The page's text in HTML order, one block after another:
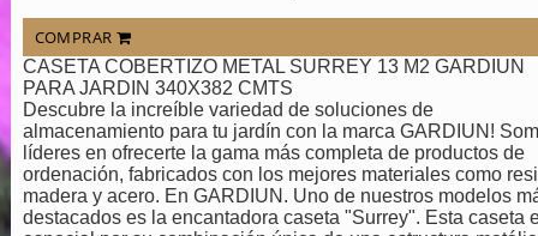
COMPRAR
CASETA COBERTIZO METAL SURREY 13 M2 GARDIUN
PARA JARDIN 340X382 CMTS
Descubre la increíble variedad de soluciones de
almacenamiento para tu jardín con la marca GARDIUN!
líderes en ofrecerte la gama más completa de productos de
ordenación, fabricados con los mejores materiales como
madera y acero. En GARDIUN. Uno de nuestros modelos
destacados es la encantadora caseta "Surrey". Esta caseta